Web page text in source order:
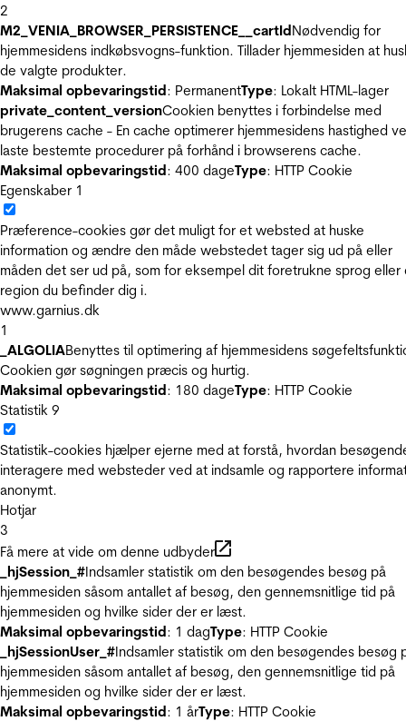
2
M2_VENIA_BROWSER_PERSISTENCE__cartIdNødvendig for
hjemmesidens indkøbsvogns-funktion. Tillader hjemmesiden at
de valgte produkter.
Maksimal opbevaringstid: PermanentType: Lokalt HTML-lager
private_content_versionCookien benyttes i forbindelse med
brugerens cache - En cache optimerer hjemmesidens hastighed
laste bestemte procedurer på forhånd i browserens cache.
Maksimal opbevaringstid: 400 dageType: HTTP Cookie
Egenskaber 1
Præference-cookies gør det muligt for et websted at huske
information og ændre den måde webstedet tager sig ud på eller
måden det ser ud på, som for eksempel dit foretrukne sprog eller
region du befinder dig i.
www.garnius.dk
1
_ALGOLIABenyttes til optimering af hjemmesidens
Cookien gør søgningen præcis og hurtig.
Maksimal opbevaringstid: 180 dageType: HTTP Cookie
Statistik 9
Statistik-cookies hjælper ejerne med at forstå, hvordan
interagere med websteder ved at indsamle og rapportere
anonymt.
Hotjar
3
Få mere at vide om denne udbyder
_hjSession_#Indsamler statistik om den besøgendes besøg på
hjemmesiden såsom antallet af besøg, den gennemsnitlige tid på
hjemmesiden og hvilke sider der er læst.
Maksimal opbevaringstid: 1 dagType: HTTP Cookie
_hjSessionUser_#Indsamler statistik om den besøgendes besøg
hjemmesiden såsom antallet af besøg, den gennemsnitlige tid på
hjemmesiden og hvilke sider der er læst.
Maksimal opbevaringstid: 1 årType: HTTP Cookie